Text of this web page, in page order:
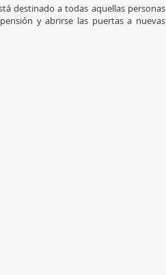
destinado a todas aquellas personas
y abrirse las puertas a nuevas